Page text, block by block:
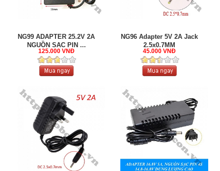
NG99 ADAPTER 25.2V 2A
NGUỒN SẠC PIN ...
125.000 VNĐ
NG96 Adapter 5V 2A Jack
2.5x0.7MM
45.000 VNĐ